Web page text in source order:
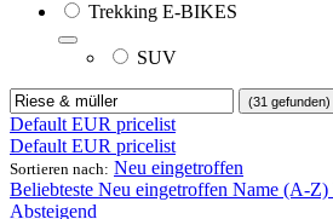
Trekking E-BIKES
SUV
(31 gefunden)
Default EUR pricelist
Default EUR pricelist
Sortieren nach: Neu eingetroffen
Beliebteste Neu eingetroffen Name (A-Z)
Absteigend